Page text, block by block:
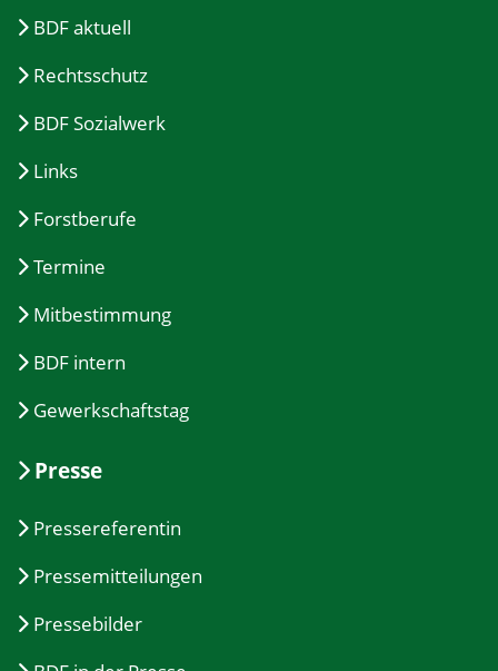
BDF aktuell
Rechtsschutz
BDF Sozialwerk
Links
Forstberufe
Termine
Mitbestimmung
BDF intern
Gewerkschaftstag
Presse
Pressereferentin
Pressemitteilungen
Pressebilder